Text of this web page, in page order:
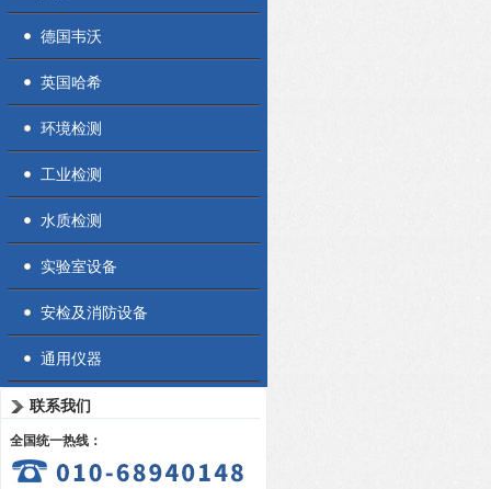
德国韦沃
英国哈希
环境检测
工业检测
水质检测
实验室设备
安检及消防设备
通用仪器
联系我们
全国统一热线：